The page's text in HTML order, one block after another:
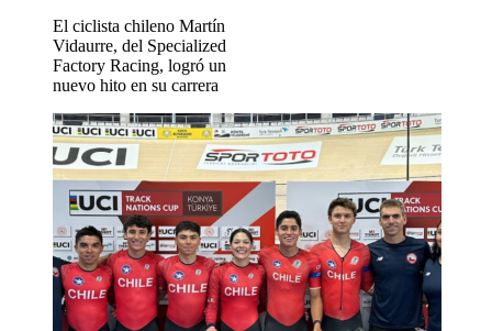
El ciclista chileno Martín
Vidaurre, del Specialized
Factory Racing, logró un
nuevo hito en su carrera